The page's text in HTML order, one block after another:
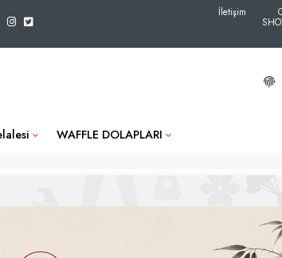
İletişim
WAFFLE DOLAPLARI
ürünleri alternatif olarak